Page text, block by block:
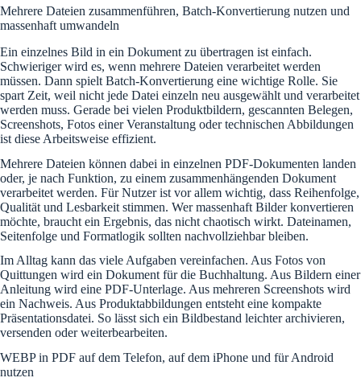
Mehrere Dateien zusammenführen, Batch-Konvertierung nutzen und
massenhaft umwandeln
Ein einzelnes Bild in ein Dokument zu übertragen ist einfach.
Schwieriger wird es, wenn mehrere Dateien verarbeitet werden
müssen. Dann spielt Batch-Konvertierung eine wichtige Rolle. Sie
spart Zeit, weil nicht jede Datei einzeln neu ausgewählt und verarbeitet
werden muss. Gerade bei vielen Produktbildern, gescannten Belegen,
Screenshots, Fotos einer Veranstaltung oder technischen Abbildungen
ist diese Arbeitsweise effizient.
Mehrere Dateien können dabei in einzelnen PDF-Dokumenten landen
oder, je nach Funktion, zu einem zusammenhängenden Dokument
verarbeitet werden. Für Nutzer ist vor allem wichtig, dass Reihenfolge,
Qualität und Lesbarkeit stimmen. Wer massenhaft Bilder konvertieren
möchte, braucht ein Ergebnis, das nicht chaotisch wirkt. Dateinamen,
Seitenfolge und Formatlogik sollten nachvollziehbar bleiben.
Im Alltag kann das viele Aufgaben vereinfachen. Aus Fotos von
Quittungen wird ein Dokument für die Buchhaltung. Aus Bildern einer
Anleitung wird eine PDF-Unterlage. Aus mehreren Screenshots wird
ein Nachweis. Aus Produktabbildungen entsteht eine kompakte
Präsentationsdatei. So lässt sich ein Bildbestand leichter archivieren,
versenden oder weiterbearbeiten.
WEBP in PDF auf dem Telefon, auf dem iPhone und für Android
nutzen